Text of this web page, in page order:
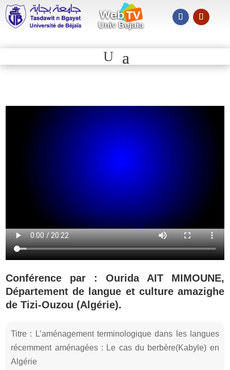
Conférence par : Ourida AIT MIMOUNE,
Département de langue et culture amazighe
de Tizi-Ouzou (Algérie).
Titre : L’aménagement terminologique dans les langues
récemment aménagées : Le cas du berbère(Kabyle) en
Algérie